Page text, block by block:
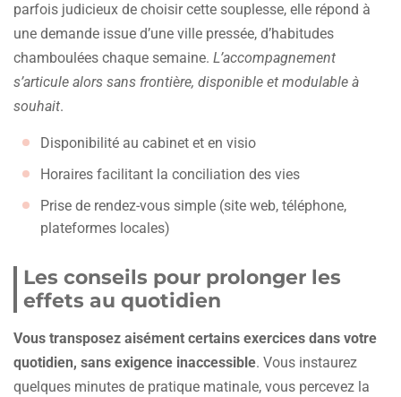
parfois judicieux de choisir cette souplesse, elle répond à
une demande issue d’une ville pressée, d’habitudes
chamboulées chaque semaine. L’accompagnement
s’articule alors sans frontière, disponible et modulable à
souhait.
Disponibilité au cabinet et en visio
Horaires facilitant la conciliation des vies
Prise de rendez-vous simple (site web, téléphone,
plateformes locales)
Les conseils pour prolonger les
effets au quotidien
Vous transposez aisément certains exercices dans votre
quotidien, sans exigence inaccessible. Vous instaurez
quelques minutes de pratique matinale, vous percevez la